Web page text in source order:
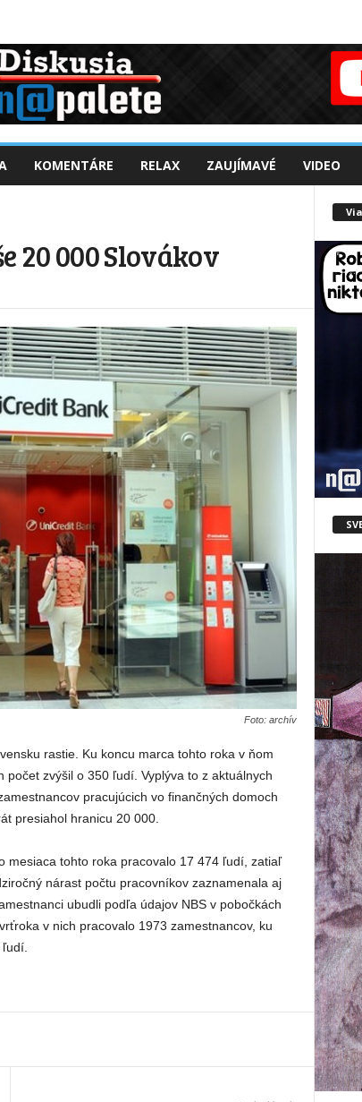
KOMENTÁRE RELAX ZAUJÍMAVÉ VIDEO
20 000 Slovákov
Foto: archív
rastie. Ku koncu marca tohto roka v ňom
zvýšil o 350 ľudí. Vyplýva to z aktuálnych
pracujúcich vo finančných domoch
presiahol hranicu 20 000.
mesiaca tohto roka pracovalo 17 474 ľudí, zatiaľ
nárast počtu pracovníkov zaznamenala aj
ubudli podľa údajov NBS v pobočkách
v nich pracovalo 1973 zamestnancov, ku